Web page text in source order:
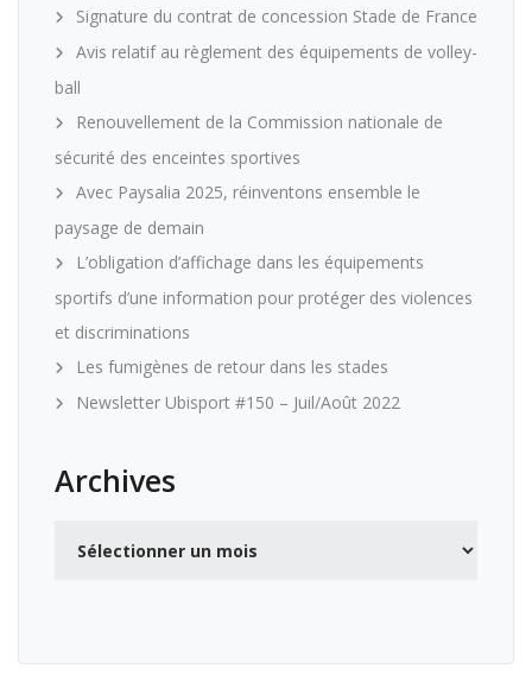
Signature du contrat de concession Stade de France
Avis relatif au règlement des équipements de volley-
ball
Renouvellement de la Commission nationale de
sécurité des enceintes sportives
Avec Paysalia 2025, réinventons ensemble le
paysage de demain
L’obligation d’affichage dans les équipements
sportifs d’une information pour protéger des violences
et discriminations
Les fumigènes de retour dans les stades
Newsletter Ubisport #150 – Juil/Août 2022
Archives